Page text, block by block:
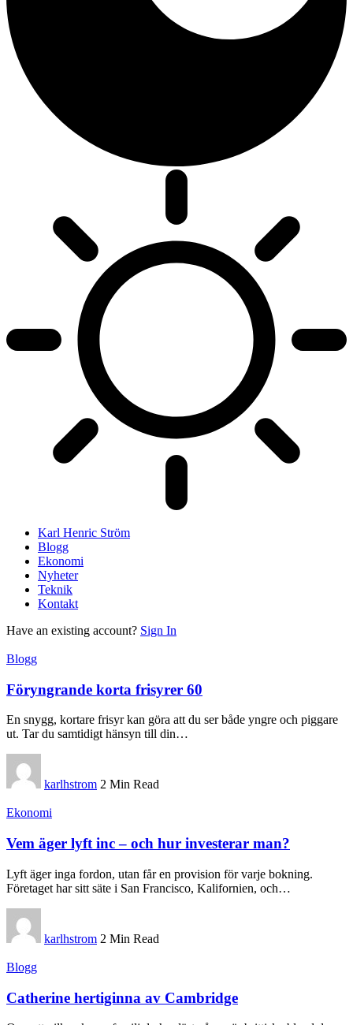
Karl Henric Ström
Blogg
Ekonomi
Nyheter
Teknik
Kontakt
Have an existing account? Sign In
Blogg
Föryngrande korta frisyrer 60
En snygg, kortare frisyr kan göra att du ser både yngre och piggare
ut. Tar du samtidigt hänsyn till din…
karlhstrom 2 Min Read
Ekonomi
Vem äger lyft inc – och hur investerar man?
Lyft äger inga fordon, utan får en provision för varje bokning.
Företaget har sitt säte i San Francisco, Kalifornien, och…
karlhstrom 2 Min Read
Blogg
Catherine hertiginna av Cambridge